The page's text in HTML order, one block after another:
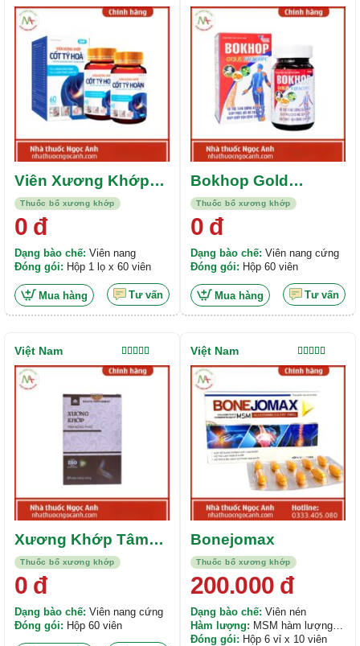
Thuốc bổ xương khớp
Viên Xương Khớp
Cốt Tý Hoàn
Được xếp
hạng4.00
0 đ
Dạng bào chế: Viên nang
Đóng gói: Hộp 1 lọ x 60 viên
Mua hàng Tư vấn
Thuốc bổ xương khớp
Bokhop Gold
Vifacofc
Được xếp
hạng5.00
0 đ
Dạng bào chế: Viên nang cứng
Đóng gói: Hộp 60 viên
Mua hàng Tư vấn
Thuốc bổ xương khớp
Xương Khớp Tâm
Hồng Phúc
Được xếp
hạng5.00
0 đ
Dạng bào chế: Viên nang cứng
Đóng gói: Hộp 60 viên
Việt Nam
Thuốc bổ xương khớp
Bonejomax
Được xếp
hạng5.00
200.000đ
Dạng bào chế: Viên nén
Hàm lượng: MSM hàm lượng
100mg. Acid Hyaluronic hàm
Đóng gói: Hộp 6 vỉ x 10 viên
Việt Nam